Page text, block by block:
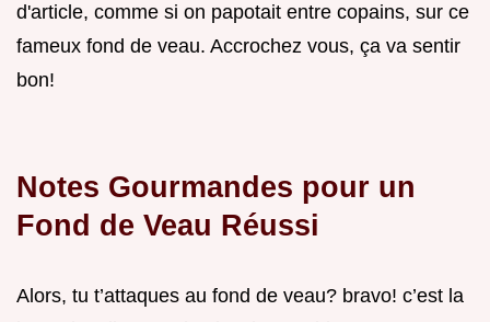
d'article, comme si on papotait entre copains, sur ce
fameux fond de veau. Accrochez vous, ça va sentir
bon!
Notes Gourmandes pour un
Fond de Veau Réussi
Alors, tu t’attaques au fond de veau? bravo! c’est la